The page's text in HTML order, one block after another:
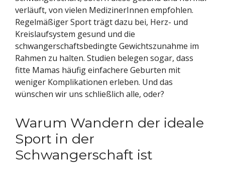
verläuft, von vielen MedizinerInnen empfohlen.
Regelmäßiger Sport trägt dazu bei, Herz- und
Kreislaufsystem gesund und die
schwangerschaftsbedingte Gewichtszunahme im
Rahmen zu halten. Studien belegen sogar, dass
fitte Mamas häufig einfachere Geburten mit
weniger Komplikationen erleben. Und das
wünschen wir uns schließlich alle, oder?
Warum Wandern der ideale
Sport in der
Schwangerschaft ist